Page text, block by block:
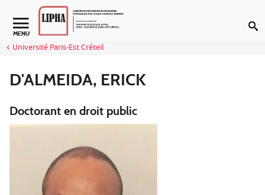
Aller au contenu
Navigation secondaire
MENU
Université Paris-Est Créteil
D'ALMEIDA, ERICK
Doctorant en droit public